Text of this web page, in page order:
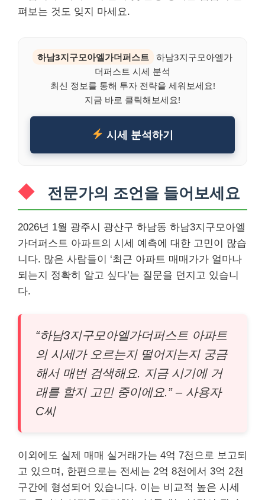
펴보는 것도 잊지 마세요.
하남3지구모아엘가더퍼스트 하남3지구모아엘가
더퍼스트 시세 분석
최신 정보를 통해 투자 전략을 세워보세요!
지금 바로 클릭해보세요!
시세 분석하기
전문가의 조언을 들어보세요
2026년 1월 광주시 광산구 하남동 하남3지구모아엘
가더퍼스트 아파트의 시세 예측에 대한 고민이 많습
니다. 많은 사람들이 ‘최근 아파트 매매가가 얼마나
되는지 정확히 알고 싶다’는 질문을 던지고 있습니
다.
“하남3지구모아엘가더퍼스트 아파트
의 시세가 오르는지 떨어지는지 궁금
해서 매번 검색해요. 지금 시기에 거
래를 할지 고민 중이에요.” – 사용자
C씨
이외에도 실제 매매 실거래가는 4억 7천으로 보고되
고 있으며, 한편으로는 전세는 2억 8천에서 3억 2천
구간에 형성되어 있습니다. 이는 비교적 높은 시세